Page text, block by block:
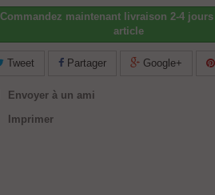
Commandez maintenant livraison 2-4
article
Tweet Partager Google+
Envoyer à un ami
Imprimer